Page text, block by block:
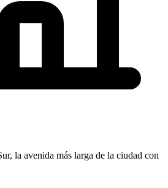
la avenida más larga de la ciudad con